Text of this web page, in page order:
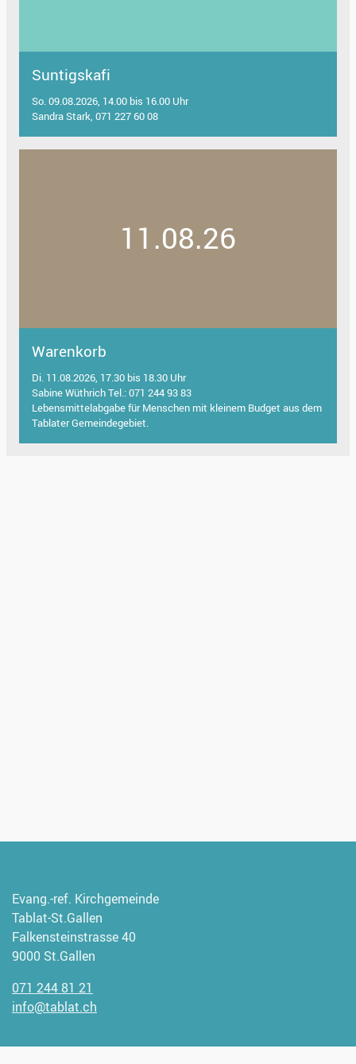
Suntigskafi
So. 09.08.2026, 14.00 bis 16.00 Uhr
Sandra Stark, 071 227 60 08
11.08.26
Warenkorb
Di. 11.08.2026, 17.30 bis 18.30 Uhr
Sabine Wüthrich Tel.: 071 244 93 83
Lebensmittelabgabe für Menschen mit kleinem Budget aus dem
Tablater Gemeindegebiet.
Evang.-ref. Kirchgemeinde
Tablat-St.Gallen
Falkensteinstrasse 40
9000 St.Gallen
071 244 81 21
info@tablat.ch